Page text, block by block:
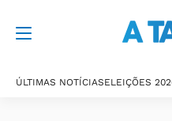
ÚLTIMAS NOTÍCIASELEIÇÕES